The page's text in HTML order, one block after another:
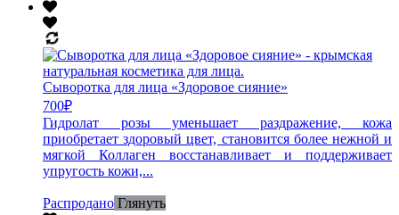
Сыворотка для лица «Здоровое сияние»
700₽
Гидролат розы уменьшает раздражение, кожа
приобретает здоровый цвет, становится более нежной и
мягкой Коллаген восстанавливает и поддерживает
упругость кожи,...
Распродано Глянуть